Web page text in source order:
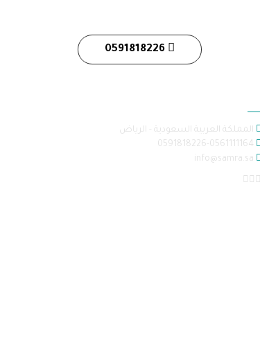
0591818226
المملكة العربية السعودية - الرياض
info@samra.sa